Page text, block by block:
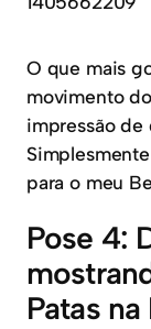
O que mais
movimento
impressão de
para o meu
Pose 4:
Patas